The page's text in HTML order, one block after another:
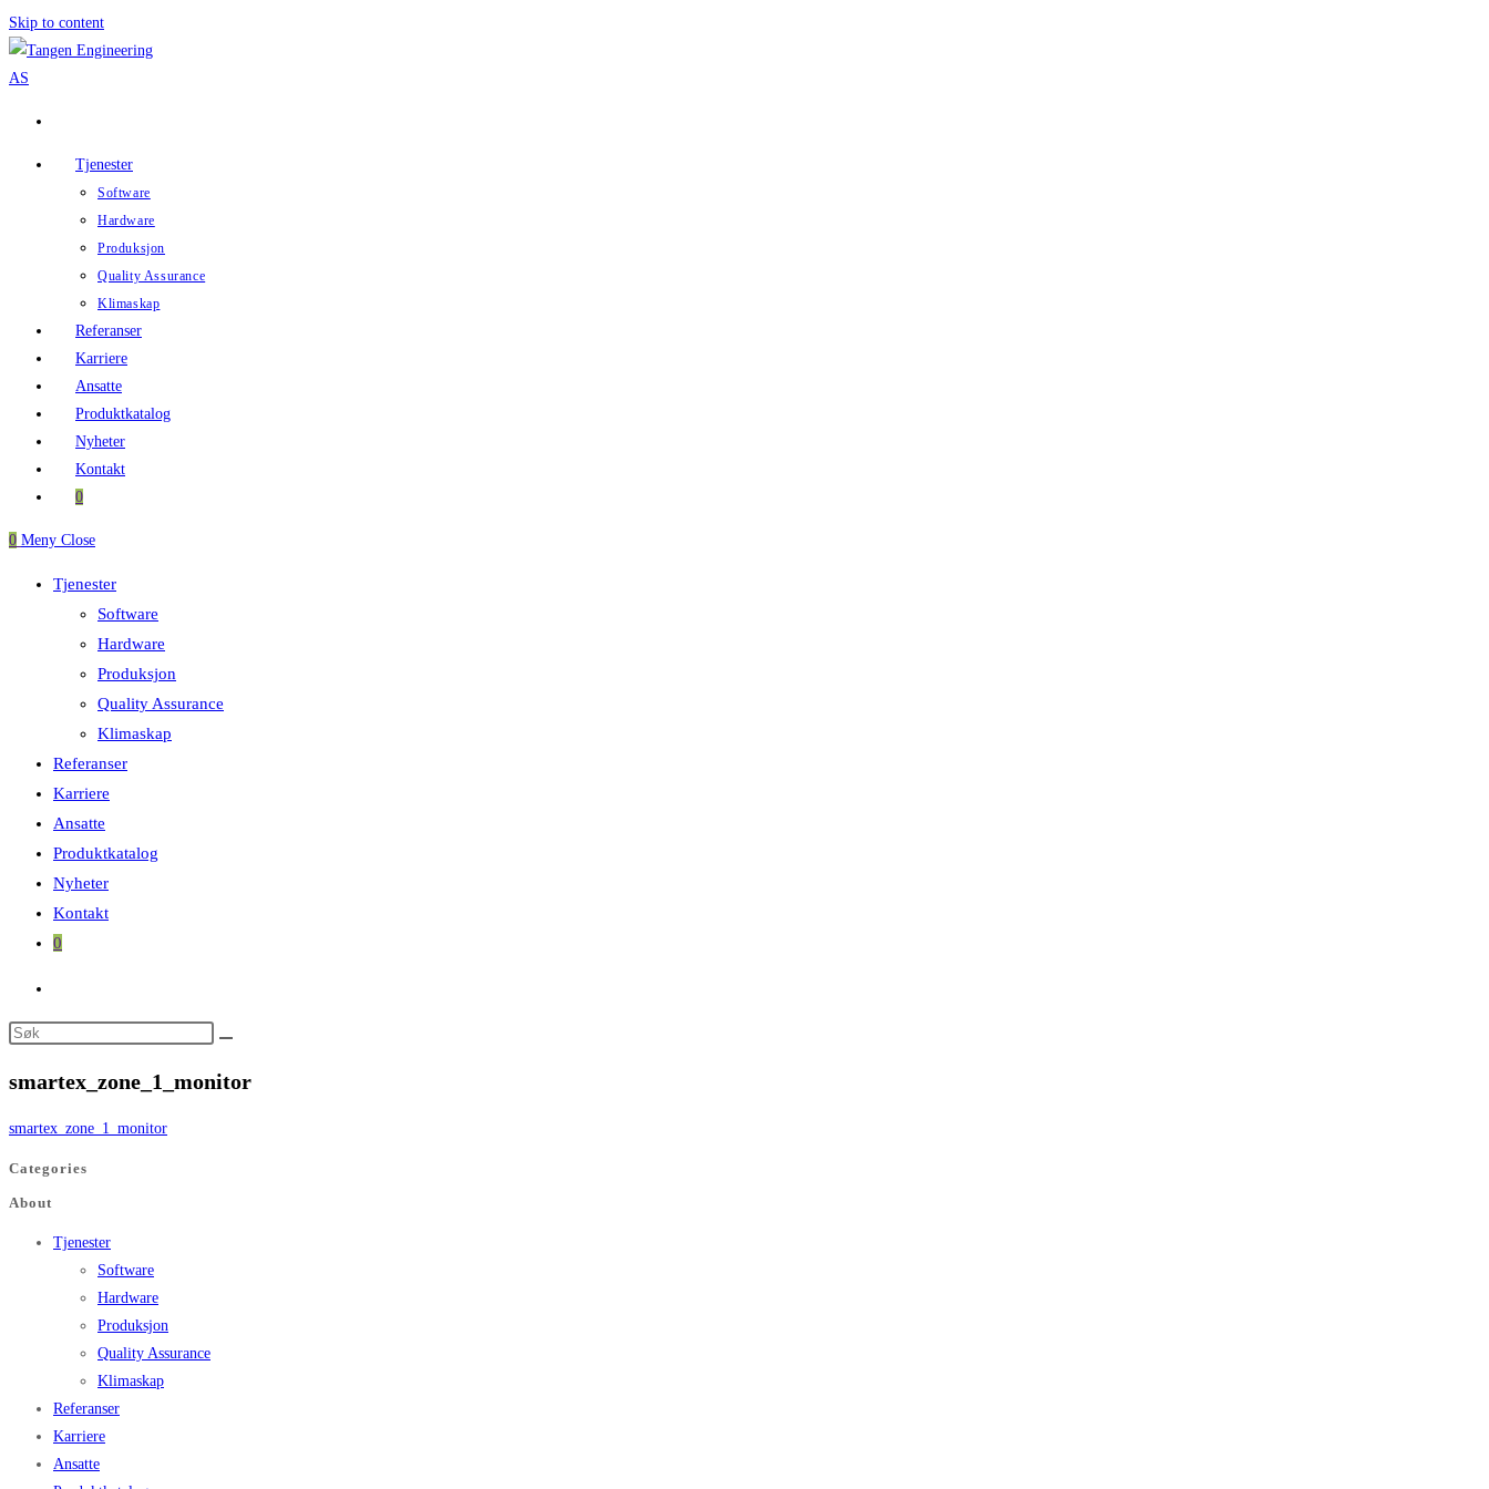
Skip to content
Tjenester
Software
Hardware
Produksjon
Quality Assurance
Klimaskap
Referanser
Karriere
Ansatte
Produktkatalog
Nyheter
Kontakt
0
0 Meny Close
Tjenester
Software
Hardware
Produksjon
Quality Assurance
Klimaskap
Referanser
Karriere
Ansatte
Produktkatalog
Nyheter
Kontakt
0
smartex_zone_1_monitor
smartex_zone_1_monitor
Categories
About
Tjenester
Software
Hardware
Produksjon
Quality Assurance
Klimaskap
Referanser
Karriere
Ansatte